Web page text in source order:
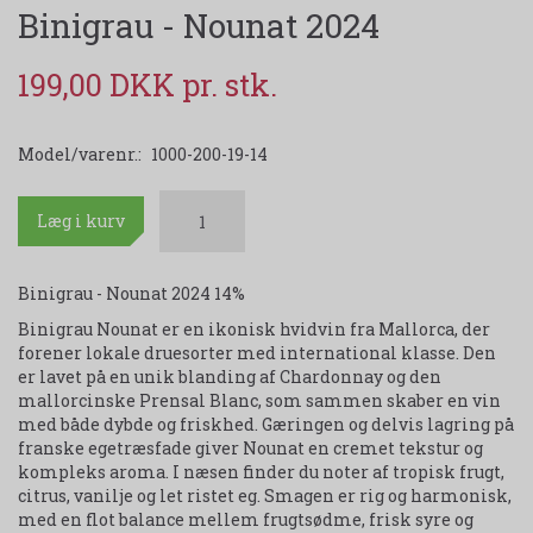
Binigrau - Nounat 2024
199,00 DKK
Model/varenr.: 1000-200-19-14
Læg i kurv
Binigrau - Nounat 2024 14%
Binigrau Nounat er en ikonisk hvidvin fra Mallorca, der
forener lokale druesorter med international klasse. Den
er lavet på en unik blanding af Chardonnay og den
mallorcinske Prensal Blanc, som sammen skaber en vin
med både dybde og friskhed. Gæringen og delvis lagring på
franske egetræsfade giver Nounat en cremet tekstur og
kompleks aroma. I næsen finder du noter af tropisk frugt,
citrus, vanilje og let ristet eg. Smagen er rig og harmonisk,
med en flot balance mellem frugtsødme, frisk syre og